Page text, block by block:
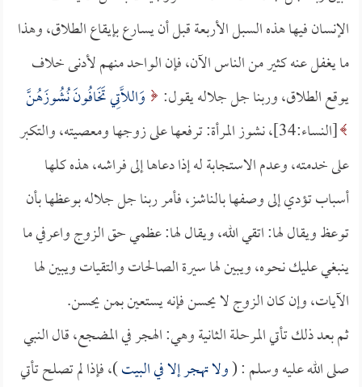
الإنسان فيها هذه السبل الأربعة قبل أن يسارع بإيقاع الطلاق، وهذا
ما يغفل عنه كثير من الناس الآن، فإن الواحد منهم لأدنى خلاف
يوقع الطلاق، وربنا جل جلاله يقول:
وَاللاَّتِي تَخَافُونَ نُشُوزَهُنَّ
[النساء:34]، نشوز المرأة: ترفعها على زوجها ومعصيته، والتكبر
على خدمته، وعدم الاستجابة له إذا دعاها إلى فراشه، هذه كلها
أسباب تؤدي إلى وصفها بالناشز، فأمر ربنا جل جلاله بوعظها بأن
توعظ ويقال لها: اتقي الله، ويقال لها: عظمي حق الزوج واعرفي ما
ينبغي عليك نحوه، ويبين لها سيرة الصالحات والتقيات ويبين لها
الآيات، وإن كان الزوج لا يحسن فإنه يستعين بمن يحسن.
ثم بعد ذلك تأتي المرحلة الثانية وهي: الهجر في المضجع، قال النبي
صلى الله عليه وسلم : (ولا تهجر إلا في البيت)، فإذا لم تصلح تأتي